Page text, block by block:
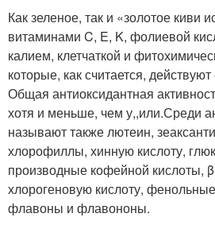
Как зеленое, так и «золотое киви
витаминами C, E, K, фолиевой
калием, клетчаткой и
которые, как считается, действуют
Общая антиоксидантная
хотя и меньше, чем у,,или.Среди
называют также лютеин,
хлорофиллы, хинную кислоту,
производные кофейной кислоты,
хлорогеновую кислоту,
флавоны и флавононы.